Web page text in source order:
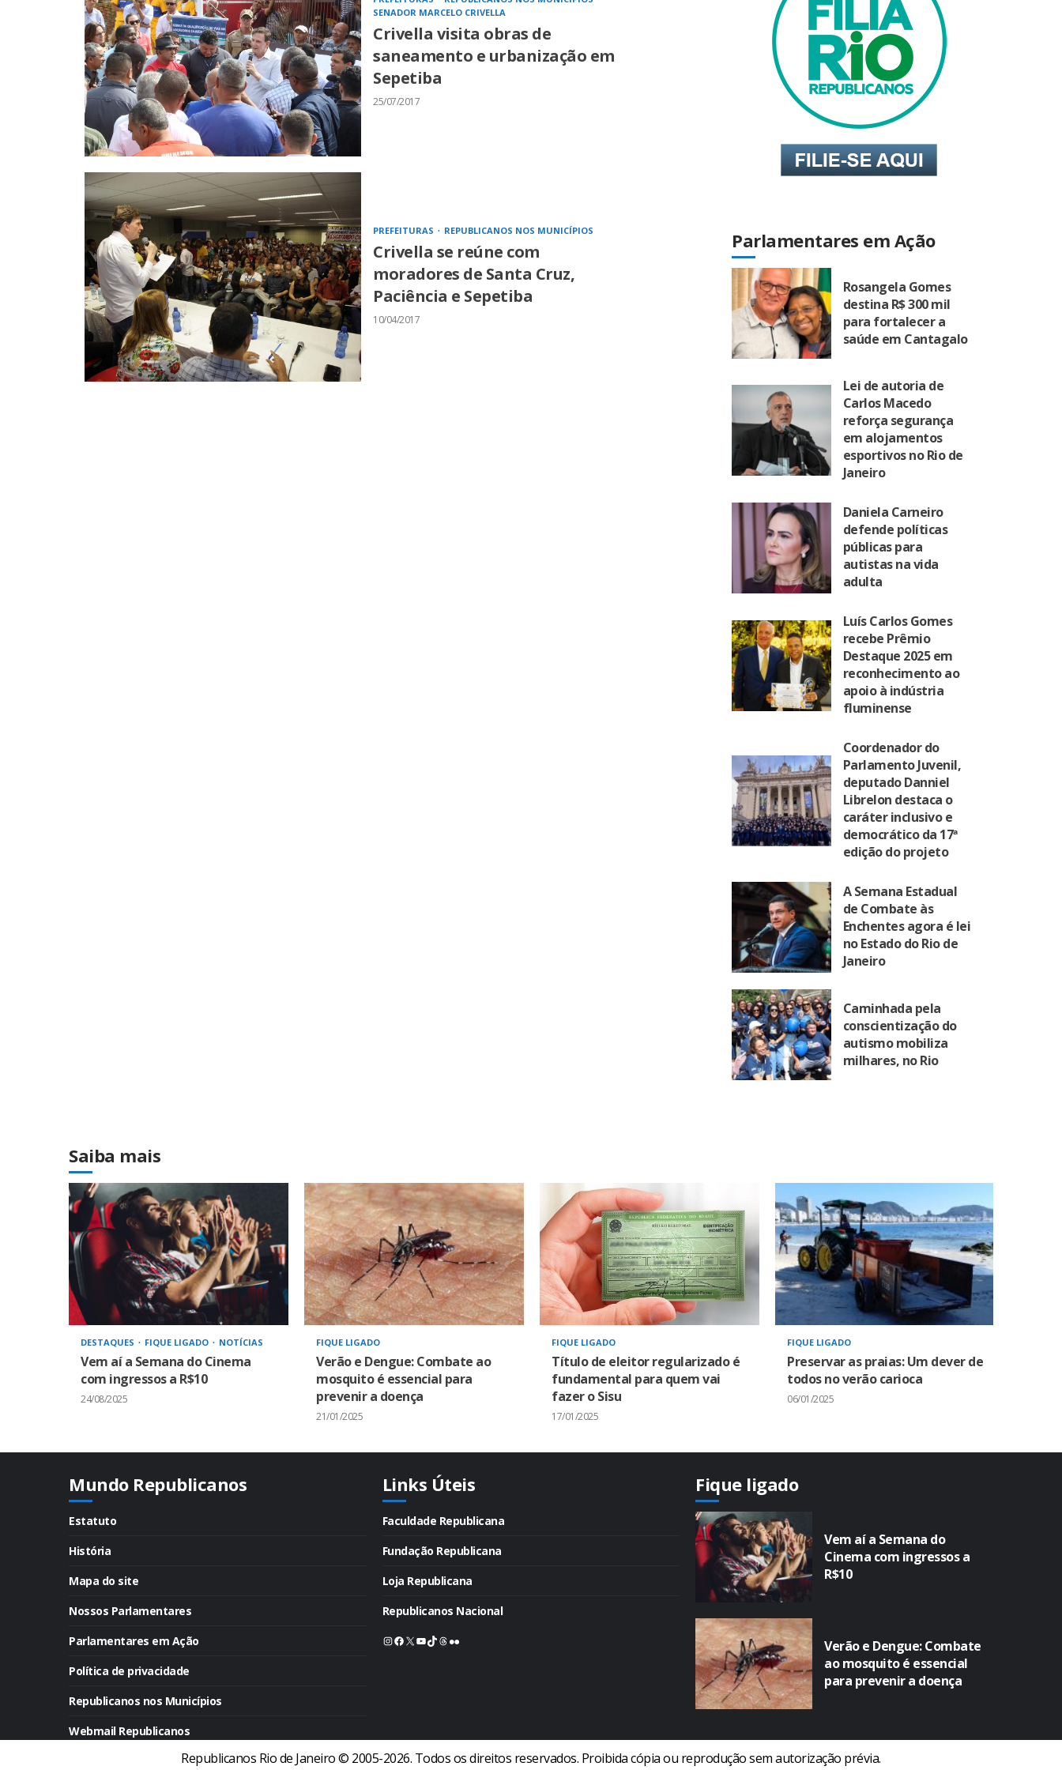
SENADOR MARCELO CRIVELLA
Crivella visita obras de
saneamento e urbanização em
Sepetiba
25/07/2017
PREFEITURAS REPUBLICANOS NOS MUNICÍPIOS
Crivella se reúne com
moradores de Santa Cruz,
Paciência e Sepetiba
10/04/2017
Parlamentares em Ação
Rosangela Gomes
destina R$ 300 mil
para fortalecer a
saúde em Cantagalo
Lei de autoria de
Carlos Macedo
reforça segurança
em alojamentos
esportivos no Rio de
Janeiro
Daniela Carneiro
defende políticas
públicas para
autistas na vida
adulta
Luís Carlos Gomes
recebe Prêmio
Destaque 2025 em
reconhecimento ao
apoio à indústria
fluminense
Coordenador do
Parlamento Juvenil,
deputado Danniel
Librelon destaca o
caráter inclusivo e
democrático da 17ª
edição do projeto
A Semana Estadual
de Combate às
Enchentes agora é lei
no Estado do Rio de
Janeiro
Caminhada pela
conscientização do
autismo mobiliza
milhares, no Rio
Saiba mais
DESTAQUES FIQUE LIGADO NOTÍCIAS
Vem aí a Semana do Cinema
com ingressos a R$10
24/08/2025
FIQUE LIGADO
Verão e Dengue: Combate ao
mosquito é essencial para
prevenir a doença
21/01/2025
FIQUE LIGADO
Título de eleitor regularizado é
fundamental para quem vai
fazer o Sisu
17/01/2025
FIQUE LIGADO
Preservar as praias: Um dever de
todos no verão carioca
06/01/2025
Mundo Republicanos
Estatuto
História
Mapa do site
Nossos Parlamentares
Parlamentares em Ação
Política de privacidade
Republicanos nos Municípios
Webmail Republicanos
Links Úteis
Faculdade Republicana
Fundação Republicana
Loja Republicana
Republicanos Nacional
Instagram
Facebook
X Youtube
TikTok
Threads
Flickr
Fique ligado
Vem aí a Semana do
Cinema com ingressos a
R$10
Verão e Dengue: Combate
ao mosquito é essencial
para prevenir a doença
Republicanos Rio de Janeiro © 2005-2026. Todos os direitos reservados. Proibida cópia ou reprodução sem autorização prévia.